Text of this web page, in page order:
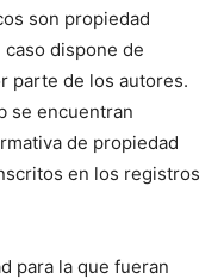
son propiedad
caso dispone de
parte de los autores.
se encuentran
de propiedad
en los registros
para la que fueran